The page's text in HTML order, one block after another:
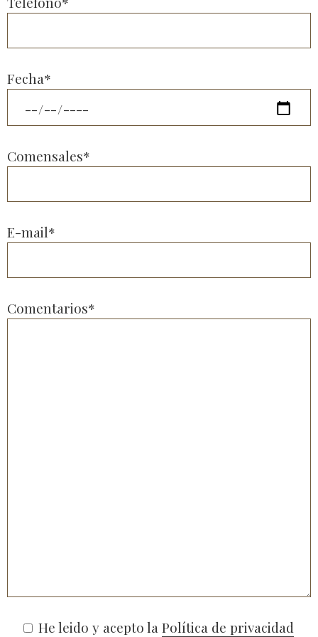
Fecha*
Comensales*
E-mail*
Comentarios*
He leido y acepto la Política de privacidad